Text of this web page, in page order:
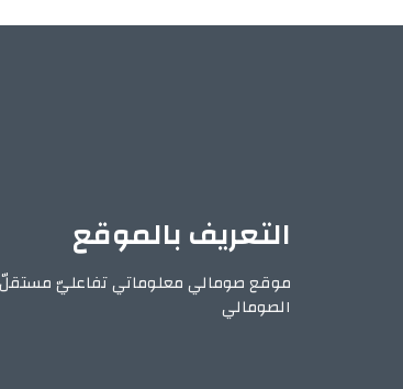
التعريف بالموقع
موقع صومالي معلوماتي تفاعليّ
الصومالي